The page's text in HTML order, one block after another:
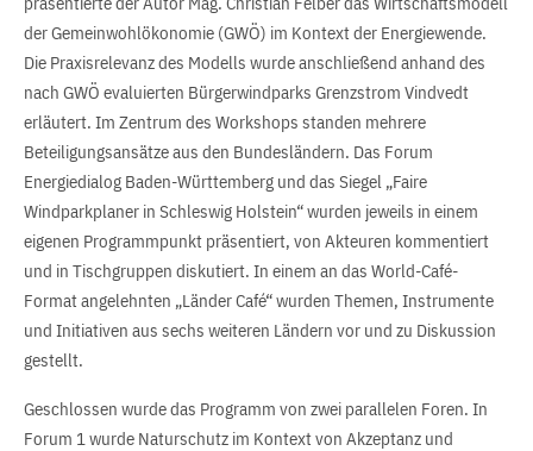
der Gemeinwohlökonomie (GWÖ) im Kontext der Energiewende.
Die Praxisrelevanz des Modells wurde anschließend anhand des
nach GWÖ evaluierten Bürgerwindparks Grenzstrom Vindvedt
erläutert. Im Zentrum des Workshops standen mehrere
Beteiligungsansätze aus den Bundesländern. Das Forum
Energiedialog Baden-Württemberg und das Siegel „Faire
Windparkplaner in Schleswig Holstein“ wurden jeweils in einem
eigenen Programmpunkt präsentiert, von Akteuren kommentiert
und in Tischgruppen diskutiert. In einem an das World-Café-
Format angelehnten „Länder Café“ wurden Themen, Instrumente
und Initiativen aus sechs weiteren Ländern vor und zu Diskussion
gestellt.
Geschlossen wurde das Programm von zwei parallelen Foren. In
Forum 1 wurde Naturschutz im Kontext von Akzeptanz und